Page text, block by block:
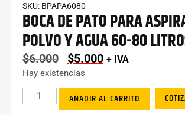
SKU: BPAPA6080
BOCA DE PATO PARA
POLVO Y AGUA 60-80
$6.000 $5.000 + IVA
Hay existencias
AÑADIR AL CARRITO